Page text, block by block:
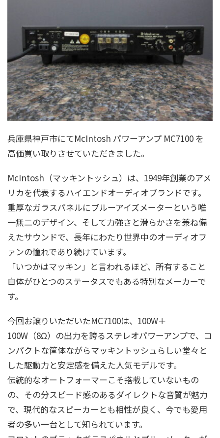
兵庫県神戸市にてMcIntosh パワーアンプ MC7100 を
高価買い取りさせていただきました。
McIntosh（マッキントッシュ）は、1949年創業のアメ
リカを代表するハイエンドオーディオブランドです。
重厚なガラスパネルにブルーアイズメーターという唯
一無二のデザイン、そして力強さと滑らかさを兼ね備
えたサウンドで、長年にわたり世界中のオーディオフ
ァンの憧れであり続けています。
「いつかはマッキン」と言われるほど、所有すること
自体がひとつのステータスでもある特別なメーカーで
す。
今回お譲りいただいたMC7100は、100W＋
100W（8Ω）の出力を誇るステレオパワーアンプで、コ
ンパクトな筐体ながらマッキントッシュらしい堂々と
した駆動力と安定感を備えた人気モデルです。
伝統的なオートフォーマーこそ搭載していないもの
の、その分スピード感のあるダイレクトな音質が魅力
で、現代的なスピーカーとも相性が良く、今でも愛用
者の多い一台として知られています。